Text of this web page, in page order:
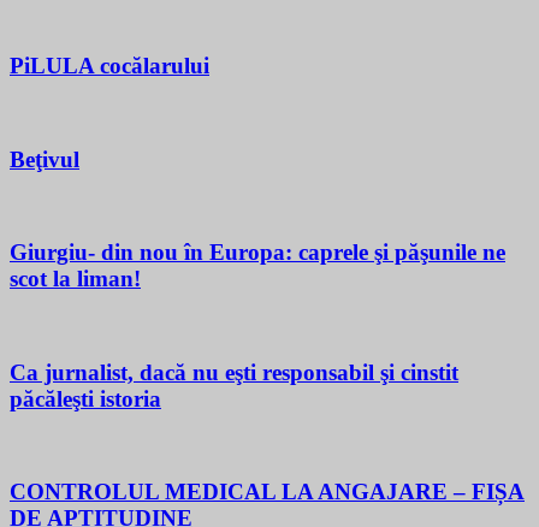
PiLULA cocălarului
Beţivul
Giurgiu- din nou în Europa: caprele şi păşunile ne
scot la liman!
Ca jurnalist, dacă nu eşti responsabil şi cinstit
păcăleşti istoria
CONTROLUL MEDICAL LA ANGAJARE – FIȘA
DE APTITUDINE